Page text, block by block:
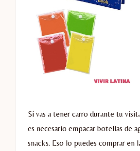
Sí vas a tener carro durante tu
es necesario empacar botellas de
snacks. Eso lo puedes comprar en